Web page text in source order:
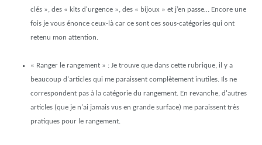
clés », des « kits d'urgence », des « bijoux » et j’en passe… Encore une
fois je vous énonce ceux-là car ce sont ces sous-catégories qui ont
retenu mon attention.
« Ranger le rangement » : Je trouve que dans cette rubrique, il y a
beaucoup d'articles qui me paraissent complètement inutiles. Ils ne
correspondent pas à la catégorie du rangement. En revanche, d'autres
articles (que je n'ai jamais vus en grande surface) me paraissent très
pratiques pour le rangement.